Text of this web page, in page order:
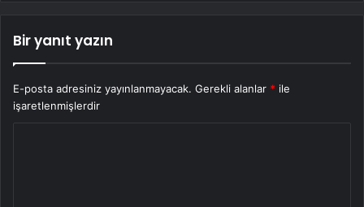
Bir yanıt yazın
E-posta adresiniz yayınlanmayacak. Gerekli alanlar * ile
işaretlenmişlerdir